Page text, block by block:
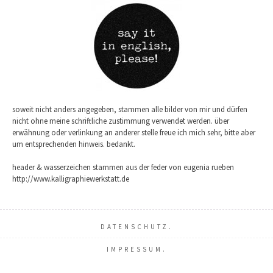
soweit nicht anders angegeben, stammen alle bilder von mir und dürfen
nicht ohne meine schriftliche zustimmung verwendet werden. über
erwähnung oder verlinkung an anderer stelle freue ich mich sehr, bitte aber
um entsprechenden hinweis. bedankt.
header & wasserzeichen stammen aus der feder von eugenia rueben
http://www.kalligraphiewerkstatt.de
DATENSCHUTZ.
IMPRESSUM.